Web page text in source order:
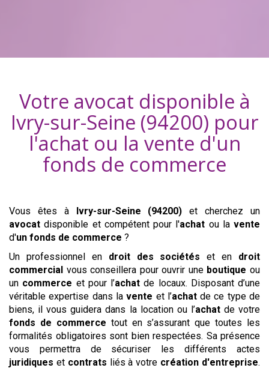
Votre avocat disponible à
Ivry-sur-Seine (94200) pour
l'achat ou la vente d'un
fonds de commerce
Vous êtes à Ivry-sur-Seine (94200)
et cherchez un
avocat disponible et compétent pour l'achat ou lavente
d'un fonds de commerce ?
Un professionnel en droit des sociétés et en droit
commercial vous conseillera pour ouvrir une boutique ou
un commerce et pour l’achat de locaux. Disposant d’une
véritable expertise dans lavente et l’achatde ce type de
biens, il vous guidera dans la location ou l’achatde votre
fonds de commerce tout en s’assurant que toutes les
formalités obligatoires sont bien respectées. Sa présence
vous permettra de sécuriser les différents actes
juridiques et contrats liés à votre création d'entreprise.